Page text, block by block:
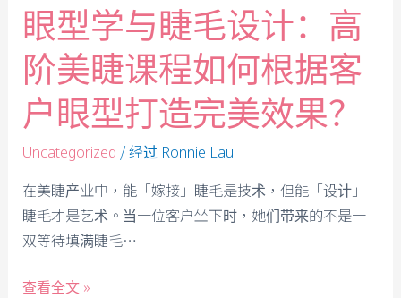
眼型学与睫毛设计：高
阶美睫课程如何根据客
户眼型打造完美效果？
Uncategorized / 经过 Ronnie Lau
在美睫产业中，能「嫁接」睫毛是技术，但能「设计」
睫毛才是艺术。当一位客户坐下时，她们带来的不是一
双等待填满睫毛…
查看全文 »